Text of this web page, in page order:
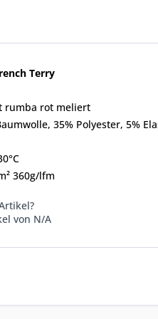
Terry
rumba rot meliert
35% Polyester, 5%
360g/lfm
von N/A